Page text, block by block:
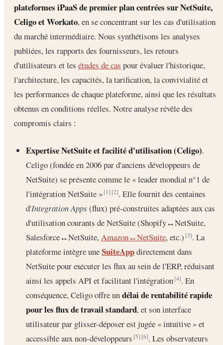
plateformes iPaaS de premier plan centrées sur NetSuite,
Celigo et Workato, en se concentrant sur les cas d'utilisation
du marché intermédiaire. Nous synthétisons les analyses
publiées, les rapports des fournisseurs, les retours
d'utilisateurs et les études de cas pour évaluer l'historique,
l'architecture, les capacités, la tarification, la convivialité et
les performances de chaque plateforme, ainsi que les résultats
obtenus en conditions réelles. Notre analyse révèle des
compromis clairs :
Expertise NetSuite et facilité d'utilisation (Celigo).
Celigo (fondée en 2006 par d'anciens développeurs de
NetSuite) se présente comme le « leader mondial n°1 de
l'intégration NetSuite »[1] [2]. Elle fournit des centaines
d'Integration Apps (flux) pré-construites adaptées aux cas
d'utilisation courants de NetSuite (Shopify↔NetSuite,
Salesforce↔NetSuite,Amazon↔NetSuite, etc.)[3]. La
plateforme intègre uneSuiteAppdirectement dans
NetSuite pour exécuter les flux au sein de l'ERP, réduisant
ainsi les appels API et facilitant l'intégration[4]. En
conséquence, Celigo offre undélai de rentabilité rapide
pour les flux de travail standard, et son interface
utilisateur par glisser-déposer est jugée « intuitive » et
accessible aux non-développeurs[5] [6]. Les observateurs